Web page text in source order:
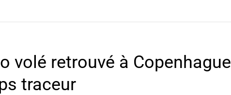
volé retrouvé à Copenhague
traceur